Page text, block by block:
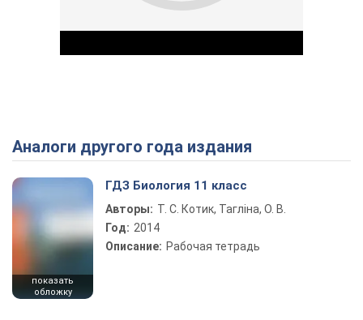
Play Video
Аналоги другого года издания
показать
обложку
ГДЗ Биология 11 класс
Авторы: Т. С. Котик, Тагліна, О. В.
Год: 2014
Описание: Рабочая тетрадь